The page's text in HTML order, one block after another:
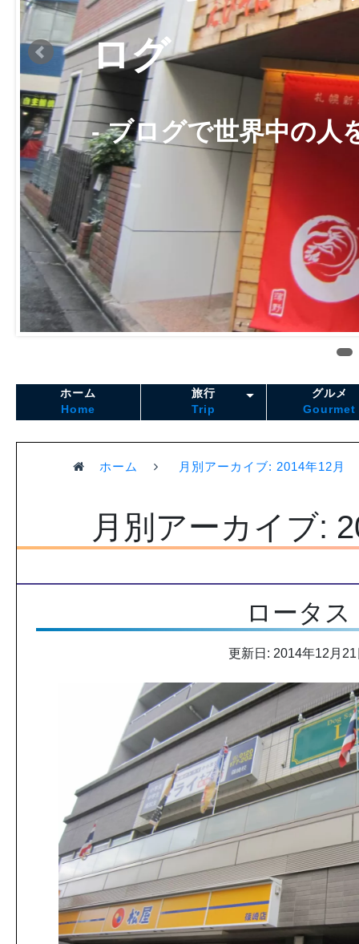
ログ
- ブログで世界中の人
ホーム
Home
旅行
Trip
グルメ
Gourmet
ホーム 月別アーカイブ: 2014年12月
月別アーカイブ:
ロータス
更新日: 2014年12月21